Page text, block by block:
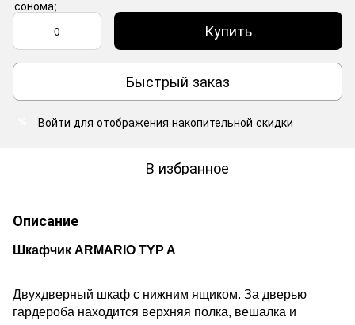
Купить
Быстрый заказ
Войти для отображения накопительной скидки
В избранное
Описание
Шкафчик ARMARIO TYP A
Двухдверный шкаф с нижним ящиком. За дверью
гардероба находится верхняя полка, вешалка и